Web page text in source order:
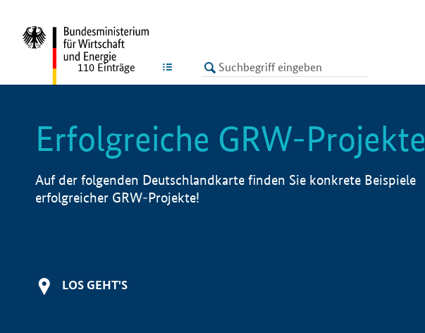
LISTE
110 Einträge
Erfolgreiche GRW-Projekte
Auf der folgenden Deutschlandkarte finden Sie konkrete Beispiele
erfolgreicher GRW-Projekte!
LOS GEHT'S